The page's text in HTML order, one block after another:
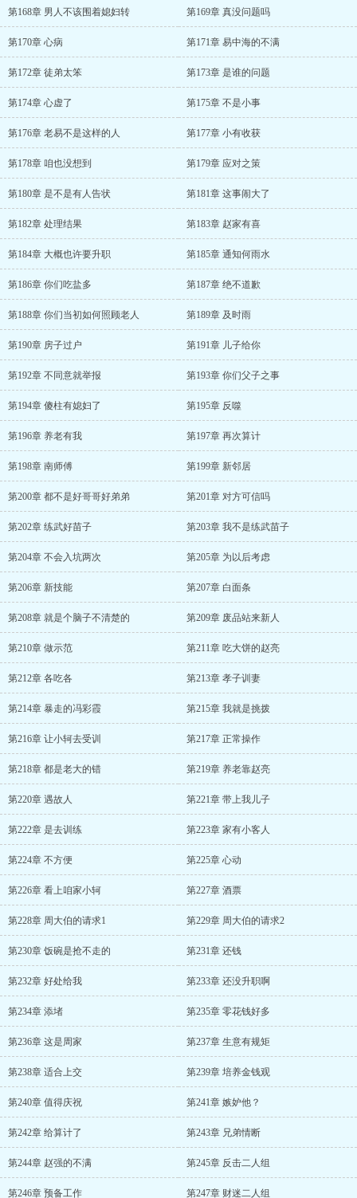
第168章 男人不该围着媳妇转 第169章 真没问题吗
第170章 心病 第171章 易中海的不满
第172章 徒弟太笨 第173章 是谁的问题
第174章 心虚了 第175章 不是小事
第176章 老易不是这样的人 第177章 小有收获
第178章 咱也没想到 第179章 应对之策
第180章 是不是有人告状 第181章 这事闹大了
第182章 处理结果 第183章 赵家有喜
第184章 大概也许要升职 第185章 通知何雨水
第186章 你们吃盐多 第187章 绝不道歉
第188章 你们当初如何照顾老人 第189章 及时雨
第190章 房子过户 第191章 儿子给你
第192章 不同意就举报 第193章 你们父子之事
第194章 傻柱有媳妇了 第195章 反噬
第196章 养老有我 第197章 再次算计
第198章 南师傅 第199章 新邻居
第200章 都不是好哥哥好弟弟 第201章 对方可信吗
第202章 练武好苗子 第203章 我不是练武苗子
第204章 不会入坑两次 第205章 为以后考虑
第206章 新技能 第207章 白面条
第208章 就是个脑子不清楚的 第209章 废品站来新人
第210章 做示范 第211章 吃大饼的赵亮
第212章 各吃各 第213章 孝子训妻
第214章 暴走的冯彩霞 第215章 我就是挑拨
第216章 让小轲去受训 第217章 正常操作
第218章 都是老大的错 第219章 养老靠赵亮
第220章 遇故人 第221章 带上我儿子
第222章 是去训练 第223章 家有小客人
第224章 不方便 第225章 心动
第226章 看上咱家小轲 第227章 酒票
第228章 周大伯的请求1 第229章 周大伯的请求2
第230章 饭碗是抢不走的 第231章 还钱
第232章 好处给我 第233章 还没升职啊
第234章 添堵 第235章 零花钱好多
第236章 这是周家 第237章 生意有规矩
第238章 适合上交 第239章 培养金钱观
第240章 值得庆祝 第241章 嫉妒他？
第242章 给算计了 第243章 兄弟情断
第244章 赵强的不满 第245章 反击二人组
第246章 预备工作 第247章 财迷二人组